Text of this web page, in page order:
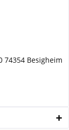
74354 Besigheim